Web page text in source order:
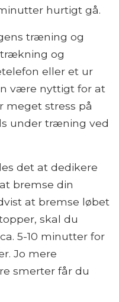
hurtigt gå.
træning og
og
eller et ur
være nyttigt for at
meget stress på
under træning ved
det at dedikere
bremse din
at bremse løbet
skal du
5-10 minutter for
Jo mere
smerter får du